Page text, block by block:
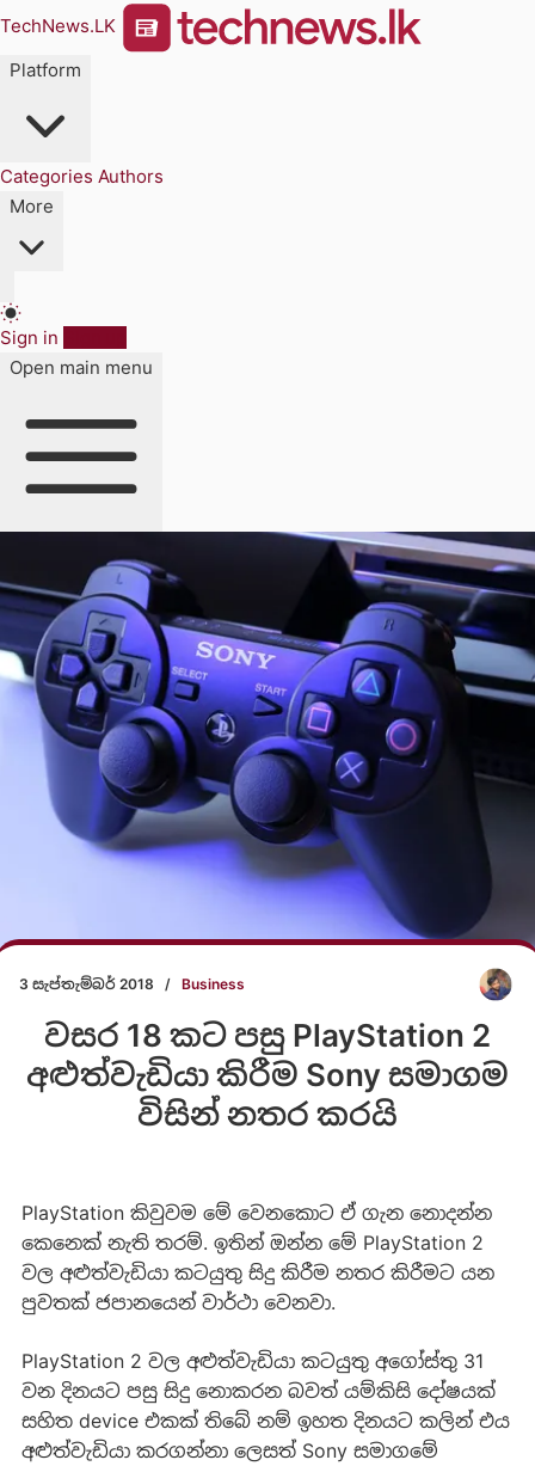
TechNews.LK
Platform
Categories Authors
More
Sign in
Open main menu
3 සැප්තැම්බර් 2018 / Business
වසර 18 කට පසු PlayStation 2
අළුත්වැඩියා කිරීම Sony සමාගම
විසින් නතර කරයි
PlayStation කිවුවම මේ වෙනකොට ඒ ගැන නොදන්න
කෙනෙක් නැති තරම්. ඉතින් ඔන්න මේ PlayStation 2
වල අළුත්වැඩියා කටයුතු සිදු කිරීම නතර කිරීමට යන
පුවතක් ජපානයෙන් වාර්ථා වෙනවා.
PlayStation 2 වල අළුත්වැඩියා කටයුතු අගෝස්තු 31
වන දිනයට පසු සිදු නොකරන බවත් යම්කිසි දෝෂයක්
සහිත device එකක් තිබේ නම් ඉහත දිනයට කලින් එය
අළුත්වැඩියා කරගන්නා ලෙසත් Sony සමාගමේ